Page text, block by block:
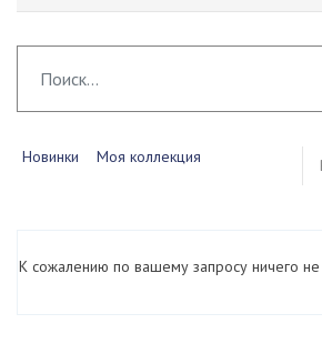
Новинки Моя коллекция
К сожалению по вашему запросу ничего